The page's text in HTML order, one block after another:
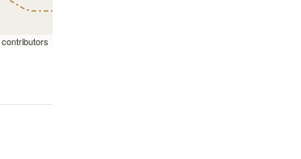
contributors